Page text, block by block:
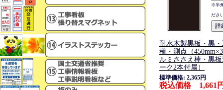
※半
ださ
耐水木製黒板・黒
種・測点（
ルミささえ棒・黒
ーク2本付属）
標準価格: 2,365円
税込価格 1,661